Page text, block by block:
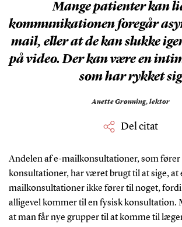
Mange patienter kan
kommunikationen foregår
mail, eller at de kan slukke
på video. Der kan være en
som har rykket sig
Anette Grønning, lektor
Del citat
Andelen af e-mailkonsultationer, som fører
konsultationer,harværet brugt til at sige,at
mailkonsultationer ikke førertil noget,
alligevelkommer tilen fysisk konsultation.
at man får nye grupper til at komme til